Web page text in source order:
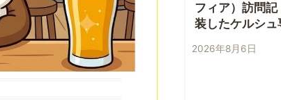
フィア）訪問
装したケルシュ
2026年8月6日